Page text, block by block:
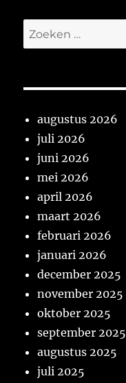
Zoeken
naar:
augustus 2026
juli 2026
juni 2026
mei 2026
april 2026
maart 2026
februari 2026
januari 2026
december 2025
november 2025
oktober 2025
september 2025
augustus 2025
juli 2025